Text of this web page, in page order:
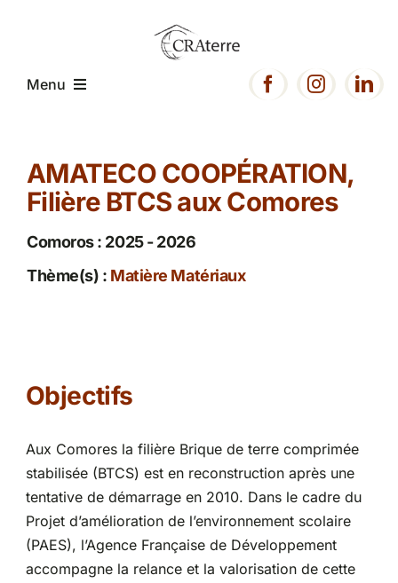
Menu
Présentation
Expertise
Ressources
Partenariats
AMATECO COOPÉRATION,
Filière BTCS aux Comores
Comoros : 2025 - 2026
Thème(s) : Matière Matériaux
Objectifs
Aux Comores la filière Brique de terre comprimée
stabilisée (BTCS) est en reconstruction après une
tentative de démarrage en 2010. Dans le cadre du
Projet d’amélioration de l’environnement scolaire
(PAES), l’Agence Française de Développement
accompagne la relance et la valorisation de cette